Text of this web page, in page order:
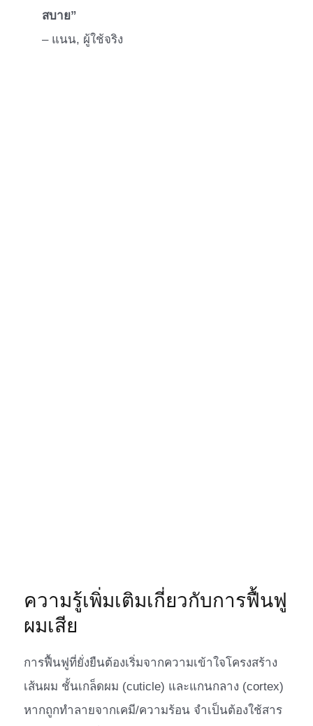
สบาย”
– แนน, ผู้ใช้จริง
ความรู้เพิ่มเติมเกี่ยวกับการฟื้นฟู
ผมเสีย
การฟื้นฟูที่ยั่งยืนต้องเริ่มจากความเข้าใจโครงสร้าง
เส้นผม ชั้นเกล็ดผม (cuticle) และแกนกลาง (cortex)
หากถูกทำลายจากเคมี/ความร้อน จำเป็นต้องใช้สาร